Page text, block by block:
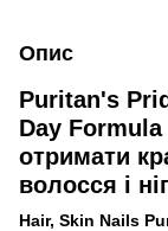
Опис
Puritan's
Day
отримати
волосся і
Hair, Skin Nails